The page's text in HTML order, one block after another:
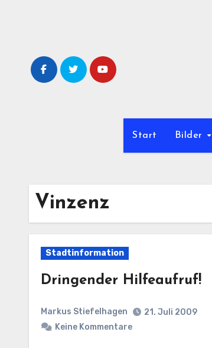
Start Bilder
Vinzenz
Stadtinformation
Dringender Hilfeaufruf!
Markus Stiefelhagen
21. Juli 2009
Keine Kommentare